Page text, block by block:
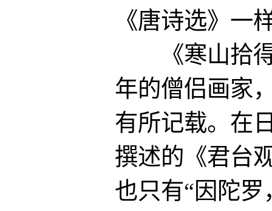
《唐诗选》一
《寒山拾得
年的僧侣画家
有所记载。在
撰述的《君台
也只有“因陀